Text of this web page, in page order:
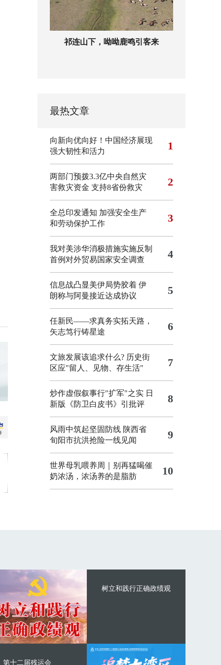
祁连山下，呦呦鹿鸣引客来
最热文章
向新向优向好！中国经济展现
强大韧性和活力
1
两部门预拨3.3亿中央自然灾
害救灾资金 支持8省份救灾
2
全总印发通知 加强安全生产
和劳动保护工作
3
我对美涉华消极措施实施反制
首例对外贸易国家安全调查
4
信息战凸显美伊局势胶着 伊
朗称与阿曼接近达成协议
5
任新民——求真务实拓天路，
矢志笃行铸星途
6
文旅发展该追求什么? 历史街
区应"留人、见物、存生活"
7
炒作虚假叙事行"扩军"之实 日
新版《防卫白皮书》引批评
8
风雨中筑起坚固防线 陕西省
旬阳市抗洪抢险一线见闻
9
世界母乳喂养周｜别再猛喝催
奶浓汤，浓汤养的是脂肪
10
树立和践行正确政绩观
第十二届残运会